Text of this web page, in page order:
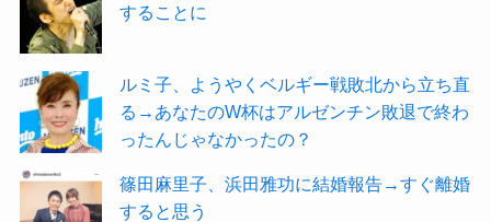
することに
ルミ子、ようやくベルギー戦敗北から立ち直
る→あなたのW杯はアルゼンチン敗退で終わ
ったんじゃなかったの？
篠田麻里子、浜田雅功に結婚報告→すぐ離婚
すると思う